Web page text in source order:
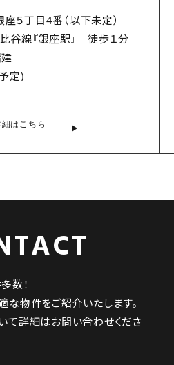
５丁目4番（以下未定）
谷線『銀座駅』 徒歩１分
定)
はこちら
数！
な物件をご紹介いたします。
て詳細はお問い合わせくださ